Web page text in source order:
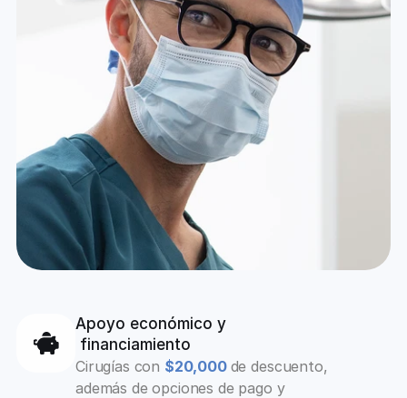
Apoyo económico y
financiamiento
Cirugías con $20,000 de descuento,
además de opciones de pago y